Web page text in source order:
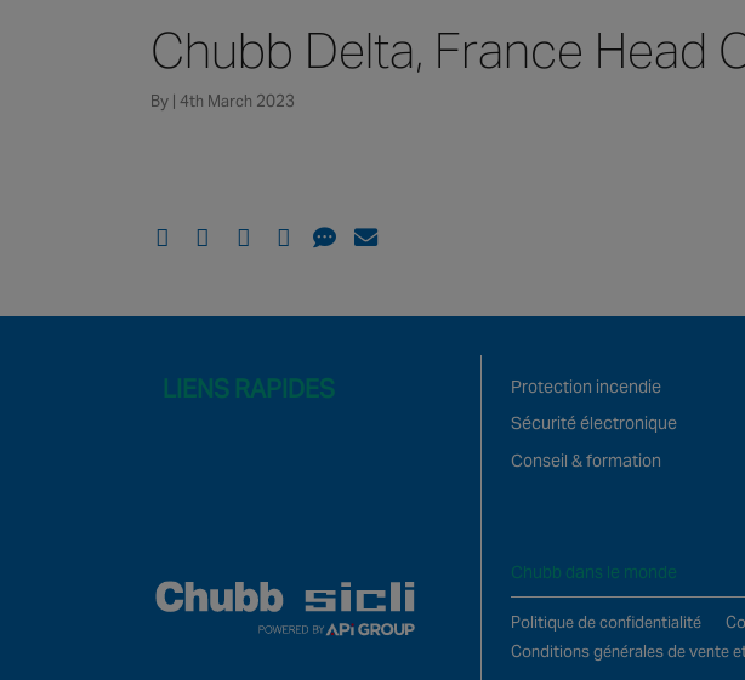
Chubb Delta, France Head
By | 4th March 2023
LIENS RAPIDES
Protection incendie
Sécurité électronique
Conseil & formation
Chubb dans le monde
Politique de confidentialité
Conditions générales de vente